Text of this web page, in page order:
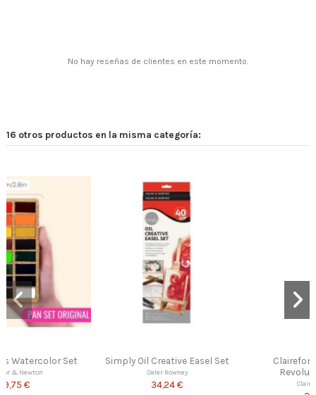
No hay reseñas de clientes en este momento.
16 otros productos en la misma categoría:
Easel Set
Clairefontaine Pastel
Revolution Primer
Clairefontaine
Art Creation Set
a Paso
Royal Talens